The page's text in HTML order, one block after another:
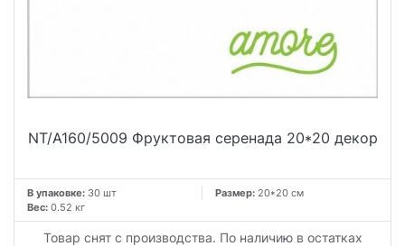
NT/A160/5009 Фруктовая серенада 20*20 декор
В упаковке: 30 шт Размер: 20*20 см
Вес: 0.52 кг
Товар снят с производства. По наличию в остатках